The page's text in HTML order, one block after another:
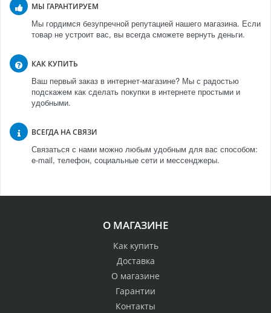
МЫ ГАРАНТИРУЕМ
Мы гордимся безупречной репутацией нашего магазина. Если
товар не устроит вас, вы всегда сможете вернуть деньги.
КАК КУПИТЬ
Ваш первый заказ в интернет-магазине? Мы с радостью
подскажем как сделать покупки в интернете простыми и
удобными.
ВСЕГДА НА СВЯЗИ
Связаться с нами можно любым удобным для вас способом:
e-mail, телефон, социальные сети и мессенджеры.
О МАГАЗИНЕ
Как купить
Доставка
О магазине
Гарантии
Контакты